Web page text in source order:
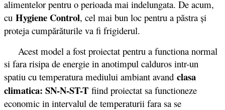
alimentelor pentru o perioada mai indelungata. De acum,
cu Hygiene Control, cel mai bun loc pentru a păstra şi
proteja cumpărăturile va fi frigiderul.
Acest model a fost proiectat pentru a functiona normal
si fara risipa de energie in anotimpul calduros intr-un
spatiu cu temperatura mediului ambiant avand clasa
climatica: SN-N-ST-T fiind proiectat sa functioneze
economic in intervalul de temperaturii fara sa se